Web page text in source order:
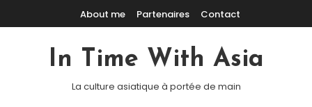
Skip To ContentAbout me Partenaires Contact
In Time With Asia
La culture asiatique à portée de main